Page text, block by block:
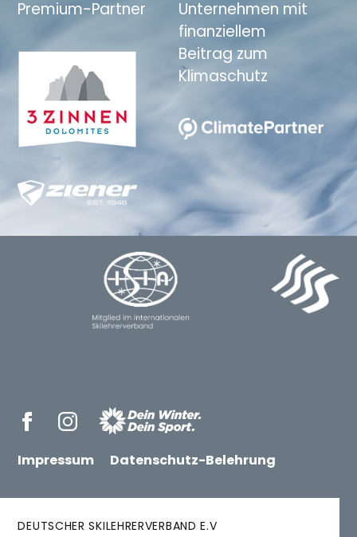
Premium-Partner
Unternehmen mit
finanziellem
Beitrag zum
Klimaschutz
DEUTSCHER SKILEHRERVERBAND E.V
Impressum Datenschutz-Belehrung